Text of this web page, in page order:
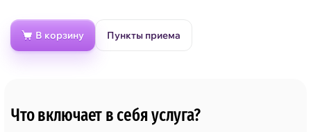
В корзину Пункты приема
Что включает в себя услуга?